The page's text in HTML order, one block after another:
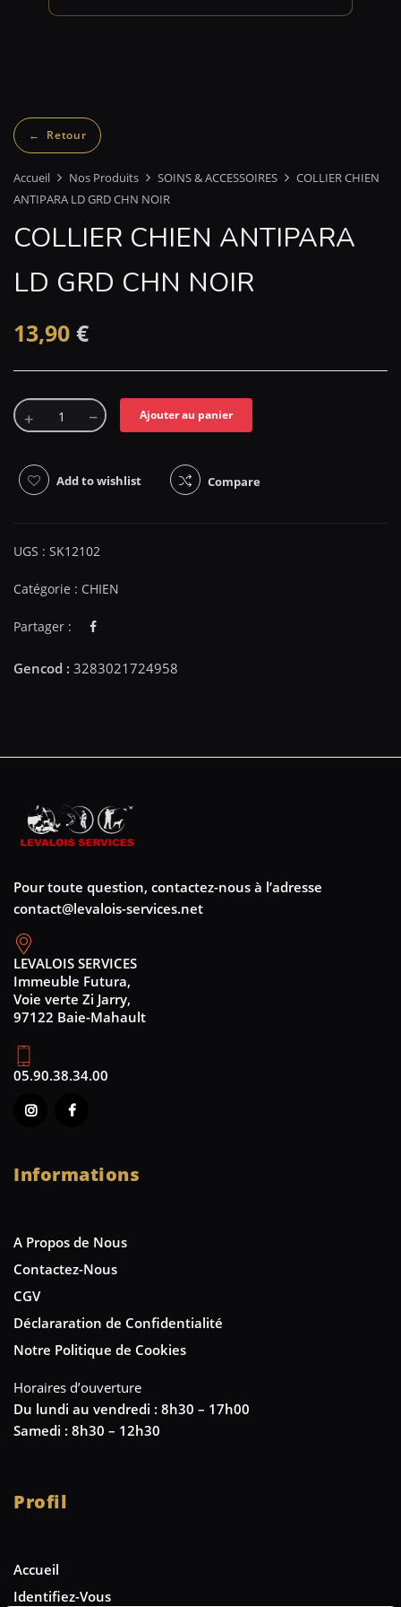
Accueil Nos Produits SOINS & ACCESSOIRES
COLLIER CHIEN
ANTIPARA LD GRD CHN NOIR
COLLIER CHIEN ANTIPARA
LD GRD CHN NOIR
13,90 €
Ajouter au panier
Add to wishlist Compare
UGS : SK12102
Catégorie : CHIEN
Partager :
Pour toute question, contactez-nous à l’adresse
contact@levalois-services.net
LEVALOIS SERVICES
Immeuble Futura,
Voie verte Zi Jarry,
97122 Baie-Mahault
05.90.38.34.00
Informations
A Propos de Nous
Contactez-Nous
CGV
Déclararation de Confidentialité
Notre Politique de Cookies
Horaires d’ouverture
Du lundi au vendredi : 8h30 – 17h00
Samedi : 8h30 – 12h30
Profil
Accueil
Identifiez-Vous